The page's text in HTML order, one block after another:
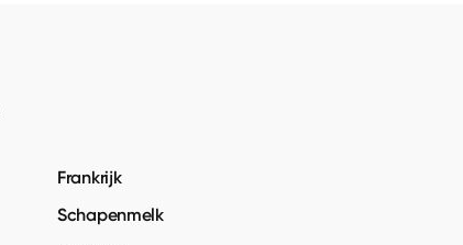
Frankrijk
Schapenmelk